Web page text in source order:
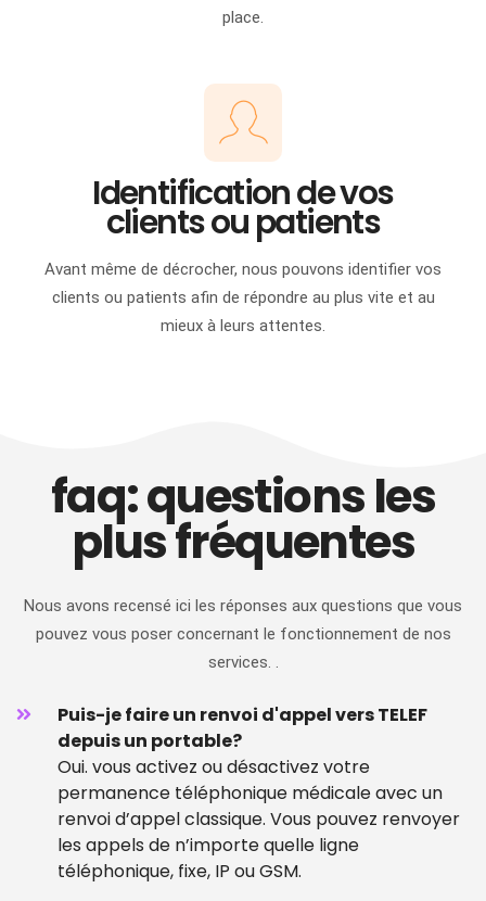
place.
Identification de vos
clients ou patients
Avant même de décrocher, nous pouvons identifier vos
clients ou patients afin de répondre au plus vite et au
mieux à leurs attentes.
faq: questions les
plus fréquentes
Nous avons recensé ici les réponses aux questions que vous
pouvez vous poser concernant le fonctionnement de nos
services. .
Puis-je faire un renvoi d'appel vers TELEF
depuis un portable?
Oui. vous activez ou désactivez votre
permanence téléphonique médicale avec un
renvoi d’appel classique. Vous pouvez renvoyer
les appels de n’importe quelle ligne
téléphonique, fixe, IP ou GSM.